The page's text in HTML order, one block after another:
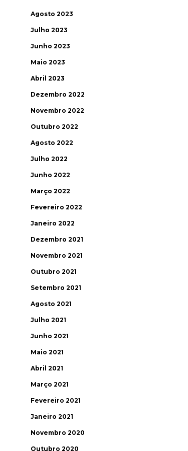
Agosto 2023
Julho 2023
Junho 2023
Maio 2023
Abril 2023
Dezembro 2022
Novembro 2022
Outubro 2022
Agosto 2022
Julho 2022
Junho 2022
Março 2022
Fevereiro 2022
Janeiro 2022
Dezembro 2021
Novembro 2021
Outubro 2021
Setembro 2021
Agosto 2021
Julho 2021
Junho 2021
Maio 2021
Abril 2021
Março 2021
Fevereiro 2021
Janeiro 2021
Novembro 2020
Outubro 2020